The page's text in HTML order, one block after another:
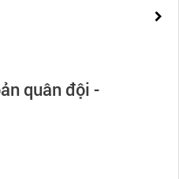
quân đội -